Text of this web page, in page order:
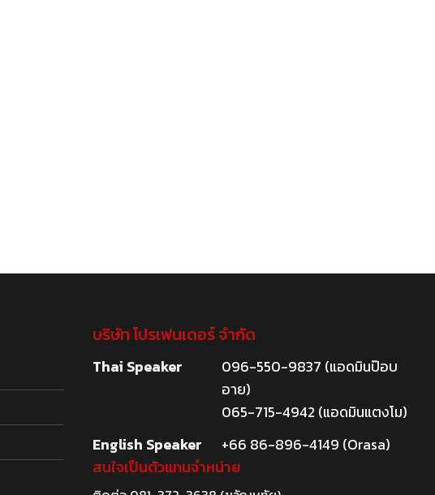
บริษัท โปรเฟนเดอร์ จำกัด
Thai Speaker
096-550-9837 (แอดมินป๊อบ
อาย)
065-715-4942 (แอดมินแตงโม)
English Speaker
+66 86-896-4149 (Orasa)
สนใจเป็นตัวแทนจำหน่าย